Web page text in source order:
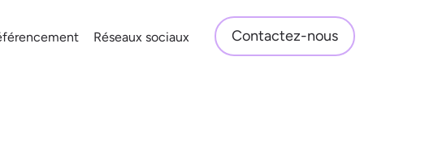
Réseaux sociaux Contactez-nous